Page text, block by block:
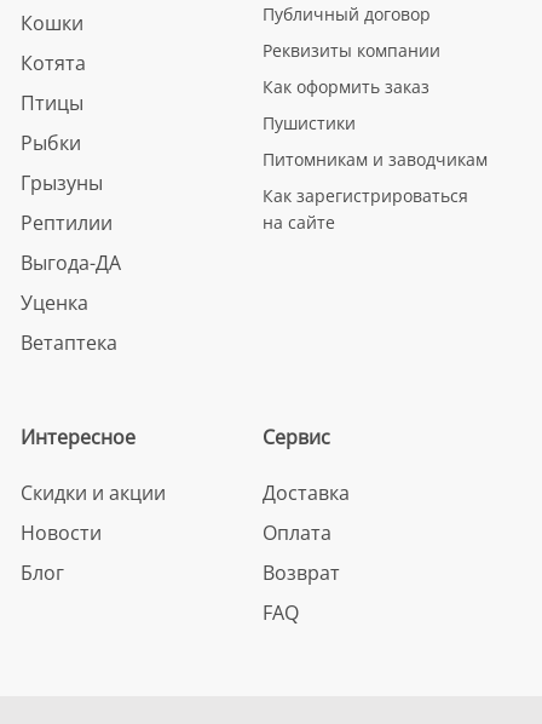
Кошки
Котята
Птицы
Рыбки
Грызуны
Рептилии
Выгода-ДА
Уценка
Ветаптека
Публичный договор
Реквизиты компании
Как оформить заказ
Пушистики
Питомникам и заводчикам
Как зарегистрироваться
на сайте
Интересное
Скидки и акции
Новости
Блог
Сервис
Доставка
Оплата
Возврат
FAQ